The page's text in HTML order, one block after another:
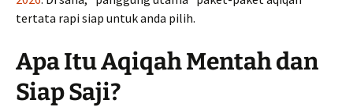
tertata rapi siap untuk anda pilih.
Apa Itu Aqiqah Mentah dan
Siap Saji?